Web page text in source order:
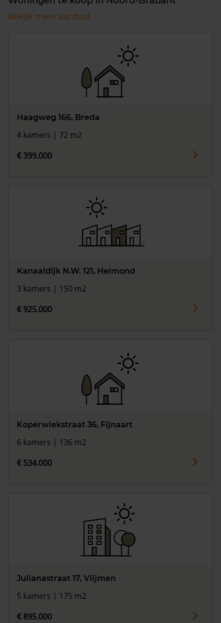
Bekijk meer aanbod
Haagweg 166, Breda
4 kamers | 72 m2
€ 399.000
Kanaaldijk N.W. 121, Helmond
3 kamers | 150 m2
€ 925.000
Koperwiekstraat 36, Fijnaart
6 kamers | 136 m2
€ 534.000
Julianastraat 17, Vlijmen
5 kamers | 175 m2
€ 895.000